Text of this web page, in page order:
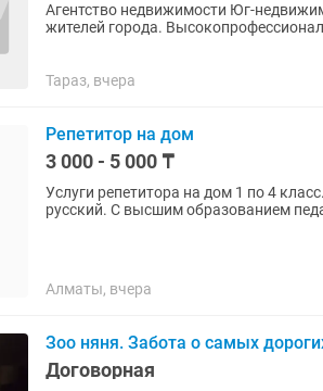
Агентство недвижимости Юг-
жителей города.
Тараз, вчера
Репетитор на дом
3 000 - 5 000 ₸
Услуги репетитора на дом 1 по 4
русский. С высшим образованием
Алматы, вчера
Зоо няня. Забота о самых
Договорная